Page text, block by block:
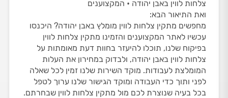
צלחות לווין באבן יהודה • המקצוענים
ואת התיאור הבא:
מחפשים מתקין צלחות לווין מומלץ באבן יהודה? היכנסו
עכשיו לאתר המקצוענים והזמינו מתקין צלחות לווין
בפיקוח שלנו, תוכלו להיעזר בחוות דעת מאומתות על
צלחות לווין באבן יהודה, ולבדוק במחירון את העלות
המומלצת לעבודות. מוקד השירות שלנו זמין לכל שאלה
לפני ותוך כדי העבודה ומוקד הגישור שלנו ערוך לטפל
בכל בעיה שנוצרת לכם מול מתקין צלחות לווין שבחרתם.